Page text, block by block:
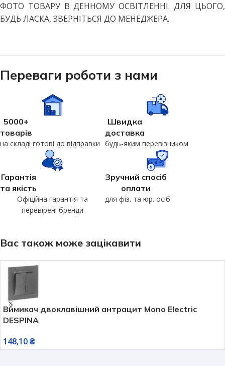
ФОТО ТОВАРУ В ДЕННОМУ ОСВІТЛЕННІ. ДЛЯ ЦЬОГО,
БУДЬ ЛАСКА, ЗВЕРНІТЬСЯ ДО МЕНЕДЖЕРА.
Переваги роботи з нами
5000+
товарів
на складі готові до відправки
Швидка
доставка
будь-яким перевізником
Гарантія
та якість
Офіційна гарантія та
перевірені бренди
Зручний спосіб
оплати
для фіз. та юр. осіб
Вас також може зацікавити
Вимикач двоклавішний антрацит Mono Electric
DESPINA
148,10₴